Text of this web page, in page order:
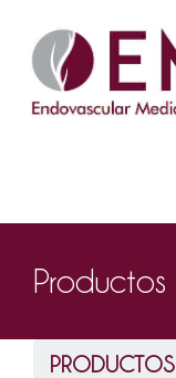
Productos
PRODUCTOS